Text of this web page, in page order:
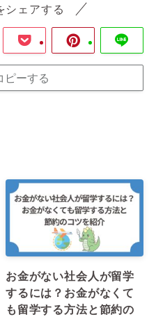
シェアする
ピーする
お金がない社会人が留学
するには？お金がなくて
も留学する方法と節約の